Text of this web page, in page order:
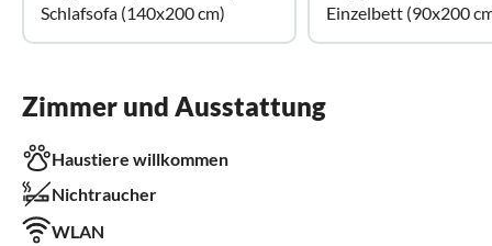
Schlafsofa (140x200 cm)
Einzelbett (90x200
Zimmer und Ausstattung
Haustiere willkommen
Nichtraucher
WLAN